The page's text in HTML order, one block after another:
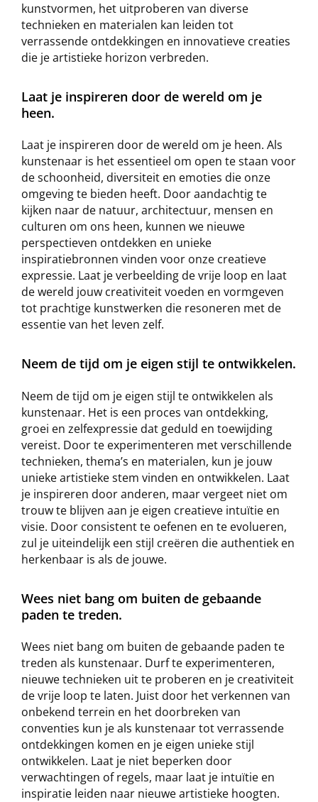
kunstvormen, het uitproberen van diverse
technieken en materialen kan leiden tot
verrassende ontdekkingen en innovatieve creaties
die je artistieke horizon verbreden.
Laat je inspireren door de wereld om je
heen.
Laat je inspireren door de wereld om je heen. Als
kunstenaar is het essentieel om open te staan voor
de schoonheid, diversiteit en emoties die onze
omgeving te bieden heeft. Door aandachtig te
kijken naar de natuur, architectuur, mensen en
culturen om ons heen, kunnen we nieuwe
perspectieven ontdekken en unieke
inspiratiebronnen vinden voor onze creatieve
expressie. Laat je verbeelding de vrije loop en laat
de wereld jouw creativiteit voeden en vormgeven
tot prachtige kunstwerken die resoneren met de
essentie van het leven zelf.
Neem de tijd om je eigen stijl te ontwikkelen.
Neem de tijd om je eigen stijl te ontwikkelen als
kunstenaar. Het is een proces van ontdekking,
groei en zelfexpressie dat geduld en toewijding
vereist. Door te experimenteren met verschillende
technieken, thema’s en materialen, kun je jouw
unieke artistieke stem vinden en ontwikkelen. Laat
je inspireren door anderen, maar vergeet niet om
trouw te blijven aan je eigen creatieve intuïtie en
visie. Door consistent te oefenen en te evolueren,
zul je uiteindelijk een stijl creëren die authentiek en
herkenbaar is als de jouwe.
Wees niet bang om buiten de gebaande
paden te treden.
Wees niet bang om buiten de gebaande paden te
treden als kunstenaar. Durf te experimenteren,
nieuwe technieken uit te proberen en je creativiteit
de vrije loop te laten. Juist door het verkennen van
onbekend terrein en het doorbreken van
conventies kun je als kunstenaar tot verrassende
ontdekkingen komen en je eigen unieke stijl
ontwikkelen. Laat je niet beperken door
verwachtingen of regels, maar laat je intuïtie en
inspiratie leiden naar nieuwe artistieke hoogten.